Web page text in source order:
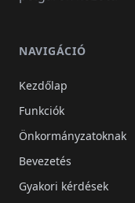
NAVIGÁCIÓ
Kezdőlap
Funkciók
Önkormányzatoknak
Bevezetés
Gyakori kérdések